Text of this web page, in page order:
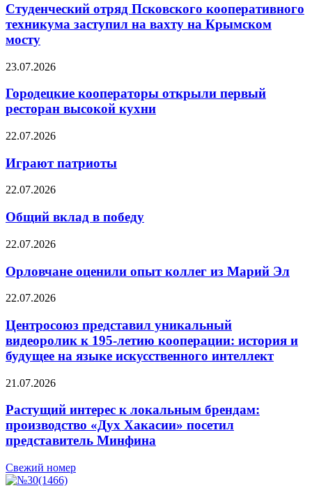
Студенческий отряд Псковского кооперативного
техникума заступил на вахту на Крымском
мосту
23.07.2026
Городецкие кооператоры открыли первый
ресторан высокой кухни
22.07.2026
Играют патриоты
22.07.2026
Общий вклад в победу
22.07.2026
Орловчане оценили опыт коллег из Марий Эл
22.07.2026
Центросоюз представил уникальный
видеоролик к 195-летию кооперации: история и
будущее на языке искусственного интеллект
21.07.2026
Растущий интерес к локальным брендам:
производство «Дух Хакасии» посетил
представитель Минфина
Свежий номер